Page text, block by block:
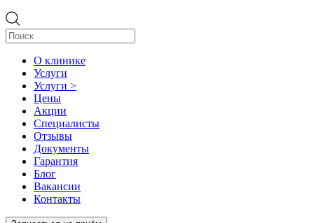
О клинике
Услуги
Услуги >
Цены
Акции
Специалисты
Отзывы
Документы
Гарантия
Блог
Вакансии
Контакты